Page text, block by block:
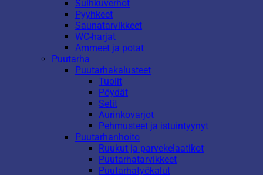
Suihkuverhot
Pyyhkeet
Saunatarvikkeet
WC-harjat
Ammeet ja potat
Puutarha
Puutarhakalusteet
Tuolit
Pöydät
Setit
Aurinkovarjot
Pehmusteet ja istuintyynyt
Puutarhanhoito
Ruukut ja parvekelaatikot
Puutarhatarvikkeet
Puutarhatyökalut